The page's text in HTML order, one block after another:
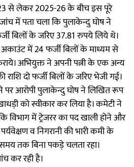
से लेकर 2025-26 के बीच इस पूरे
में पता चला कि पुलाकेन्दु घोष ने
बिलों के जरिए 37.81 रुपये लिये थे।
में 24 फर्जी बिलों के माध्यम से
अभियुक्त ने अपनी पत्नी के एक अन्य
दो फर्जी बिलों के जरिए भेजी गई।
आरोपी पुलाकेन्दु घोष ने लिखित रूप
को स्वीकार कर लिया है। कमेटी ने
कि विभाग में ट्रेजरर का पद खाली होने और
पर्यवेक्षण व निगरानी की भारी कमी के
तक बिना पकड़े चलता रहा।
कर रही है।